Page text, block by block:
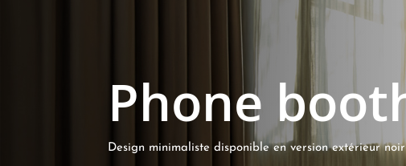
Phone
Design minimaliste disponible en version extérieur